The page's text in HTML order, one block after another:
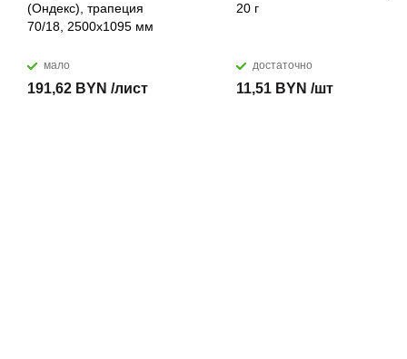
(Ондекс), трапеция
70/18, 2500х1095 мм
мало
191,62 BYN /лист
20 г
достаточно
11,51 BYN /шт